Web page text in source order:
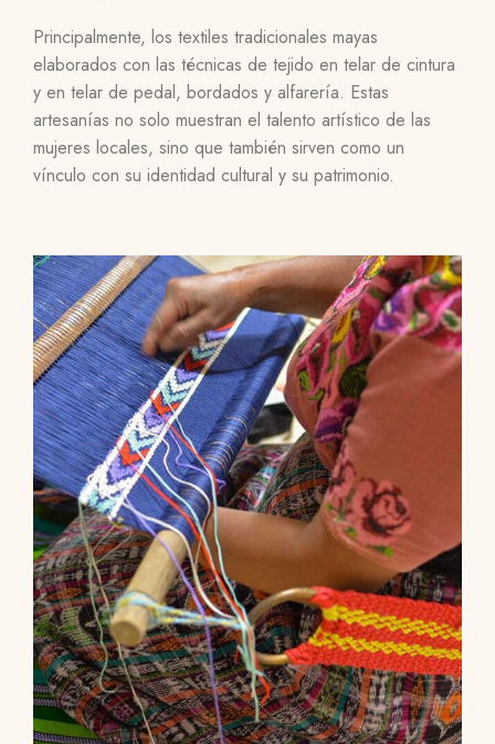
Principalmente, los textiles tradicionales mayas
elaborados con las técnicas de tejido en telar de cintura
y en telar de pedal, bordados y alfarería. Estas
artesanías no solo muestran el talento artístico de las
mujeres locales, sino que también sirven como un
vínculo con su identidad cultural y su patrimonio.